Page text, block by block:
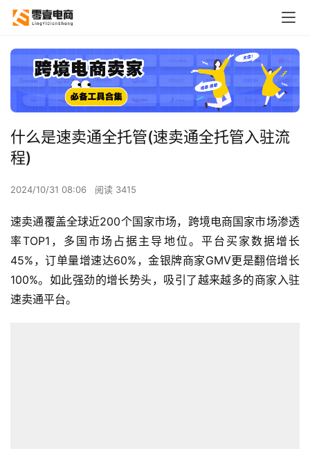
什么是速卖通全托管(速卖通全托管入驻流
程)
2024/10/31 08:06 阅读 3415
速卖通覆盖全球近200个国家市场，跨境电商国家市场渗透
率TOP1，多国市场占据主导地位。平台买家数据增长
45%，订单量增速达60%，金银牌商家GMV更是翻倍增长
100%。如此强劲的增长势头，吸引了越来越多的商家入驻
速卖通平台。